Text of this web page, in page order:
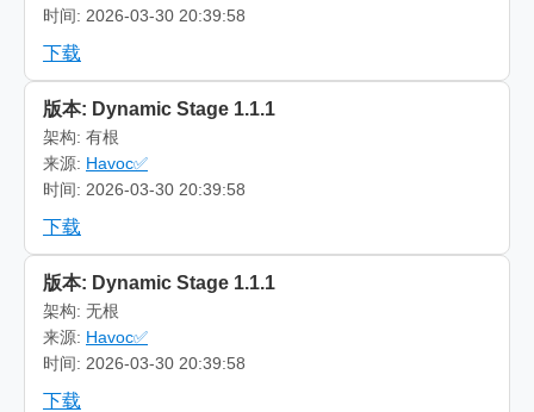
时间: 2026-03-30 20:39:58
下载
版本: Dynamic Stage 1.1.1
架构: 有根
来源: Havoc✅
时间: 2026-03-30 20:39:58
下载
版本: Dynamic Stage 1.1.1
架构: 无根
来源: Havoc✅
时间: 2026-03-30 20:39:58
下载